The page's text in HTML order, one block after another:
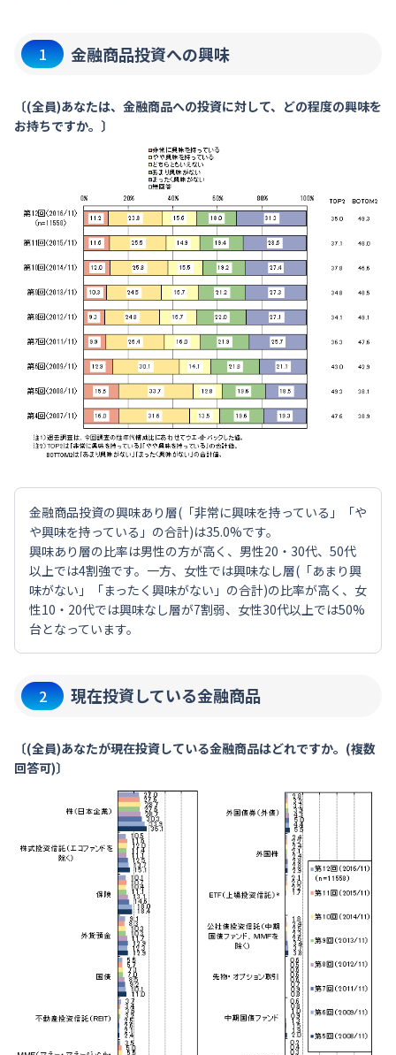
1 金融商品投資への興味
〔(全員)あなたは、金融商品への投資に対して、どの程度の興味を
お持ちですか。〕
金融商品投資の興味あり層(「非常に興味を持っている」「や
や興味を持っている」の合計)は35.0%です。
興味あり層の比率は男性の方が高く、男性20・30代、50代
以上では4割強です。一方、女性では興味なし層(「あまり興
味がない」「まったく興味がない」の合計)の比率が高く、女
性10・20代では興味なし層が7割弱、女性30代以上では50%
台となっています。
2 現在投資している金融商品
〔(全員)あなたが現在投資している金融商品はどれですか。(複数
回答可)〕